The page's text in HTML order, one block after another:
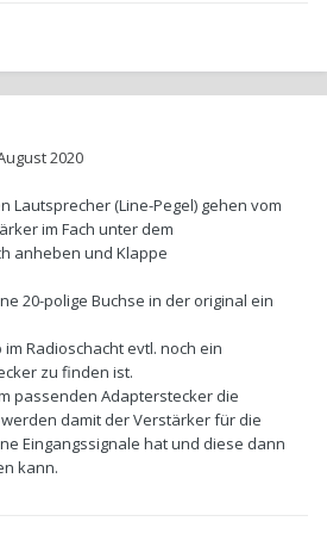
2020
Lautsprecher (Line-Pegel) gehen vom
im Fach unter dem
anheben und Klappe
20-polige Buchse in der original ein
Radioschacht evtl. noch ein
zu finden ist.
passenden Adapterstecker die
damit der Verstärker für die
Eingangssignale hat und diese dann
kann.